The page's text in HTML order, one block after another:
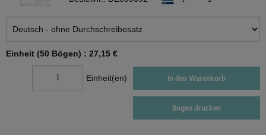
Einheit (50 Bögen) : 27,15 €
Einheit(en) In den Warenkorb
Bogen drucken